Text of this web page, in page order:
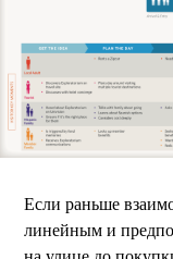
Если раньше
линейным и